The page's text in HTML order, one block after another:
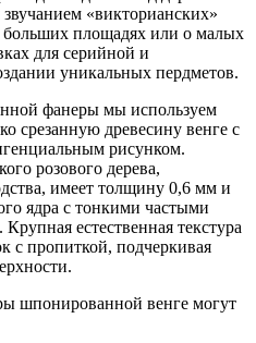
«викторианских»
площадях или о малых
для серийной и
уникальных пердметов.
фанеры мы используем
срезанную древесину венге с
рисунком.
розового дерева,
имеет толщину 0,6 мм и
ядра с тонкими частыми
естественная текстура
с пропиткой, подчеркивая
шпонированной венге могут